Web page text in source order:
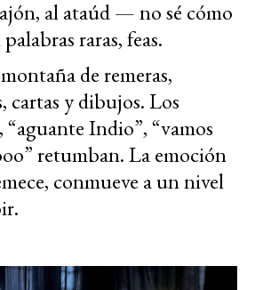
al ataúd — no sé cómo
raras, feas.
de remeras,
cartas y dibujos. Los
“aguante Indio”, “vamos
retumban. La emoción
conmueve a un nivel